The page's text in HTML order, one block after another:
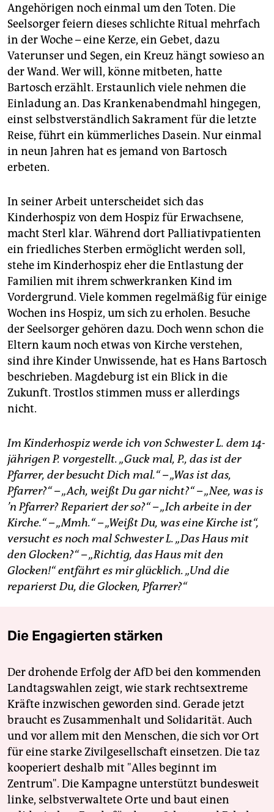
Angehörigen noch einmal um den Toten. Die
Seelsorger feiern dieses schlichte Ritual mehrfach
in der Woche – eine Kerze, ein Gebet, dazu
Vaterunser und Segen, ein Kreuz hängt sowieso an
der Wand. Wer will, könne mitbeten, hatte
Bartosch erzählt. Erstaunlich viele nehmen die
Einladung an. Das Krankenabendmahl hingegen,
einst selbstverständlich Sakrament für die letzte
Reise, führt ein kümmerliches Dasein. Nur einmal
in neun Jahren hat es jemand von Bartosch
erbeten.
In seiner Arbeit unterscheidet sich das
Kinderhospiz von dem Hospiz für Erwachsene,
macht Sterl klar. Während dort Palliativpatienten
ein friedliches Sterben ermöglicht werden soll,
stehe im Kinderhospiz eher die Entlastung der
Familien mit ihrem schwerkranken Kind im
Vordergrund. Viele kommen regelmäßig für einige
Wochen ins Hospiz, um sich zu erholen. Besuche
der Seelsorger gehören dazu. Doch wenn schon die
Eltern kaum noch etwas von Kirche verstehen,
sind ihre Kinder Unwissende, hat es Hans Bartosch
beschrieben. Magdeburg ist ein Blick in die
Zukunft. Trostlos stimmen muss er allerdings
nicht.
Im Kinderhospiz werde ich von Schwester L. dem 14-
jährigen P. vorgestellt. „Guck mal, P., das ist der
Pfarrer, der besucht Dich mal.“ – „Was ist das,
Pfarrer?“ – „Ach, weißt Du gar nicht?“ – „Nee, was is
’n Pfarrer? Repariert der so?“ – „Ich arbeite in der
Kirche.“ – „Mmh.“ – „Weißt Du, was eine Kirche ist“,
versucht es noch mal Schwester L. „Das Haus mit
den Glocken?“ – „Richtig, das Haus mit den
Glocken!“ entfährt es mir glücklich. „Und die
reparierst Du, die Glocken, Pfarrer?“
Die Engagierten stärken
Der drohende Erfolg der AfD bei den kommenden
Landtagswahlen zeigt, wie stark rechtsextreme
Kräfte inzwischen geworden sind. Gerade jetzt
braucht es Zusammenhalt und Solidarität. Auch
und vor allem mit den Menschen, die sich vor Ort
für eine starke Zivilgesellschaft einsetzen. Die taz
kooperiert deshalb mit "Alles beginnt im
Zentrum". Die Kampagne unterstützt bundesweit
linke, selbstverwaltete Orte und baut einen